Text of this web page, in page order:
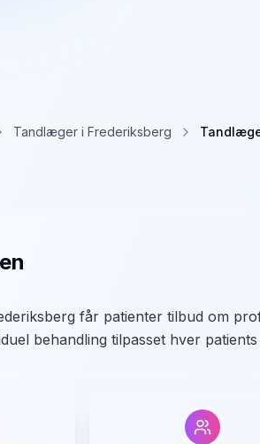
Tandlæger i Frederiksberg
får patienter tilbud om
behandling tilpasset hver